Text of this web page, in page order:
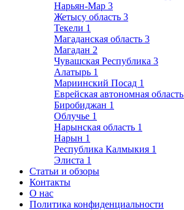
Нарьян-Мар 3
Жетысу область 3
Текели 1
Магаданская область 3
Магадан 2
Чувашская Республика 3
Алатырь 1
Мариинский Посад 1
Еврейская автономная область
Биробиджан 1
Облучье 1
Нарынская область 1
Нарын 1
Республика Калмыкия 1
Элиста 1
Статьи и обзоры
Контакты
О нас
Политика конфиденциальности